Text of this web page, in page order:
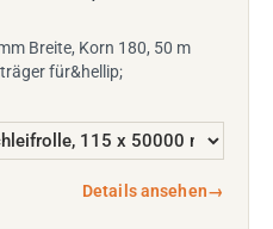
Breite, Korn 180, 50 m
für&hellip;
Details ansehen→